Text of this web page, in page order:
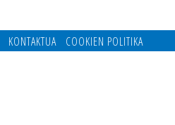
KONTAKTUA
COOKIEN POLITIKA